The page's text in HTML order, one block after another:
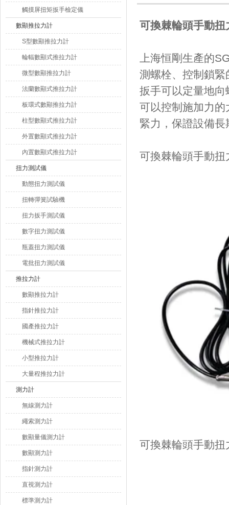
觸摸屏扭矩扳手檢定儀
數顯推拉力計
S型數顯推拉力計
輪輻數顯式推拉力計
微型數顯推拉力計
法蘭數顯式推拉力計
板環式數顯推拉力計
柱型數顯式推拉力計
外置數顯式推拉力計
內置數顯式推拉力計
扭力測試儀
動態扭力測試儀
扭轉彈簧試驗機
扭力扳手測試儀
數字扭力測試儀
瓶蓋扭力測試儀
電批扭力測試儀
推拉力計
數顯推拉力計
指針推拉力計
國產推拉力計
機械式推拉力計
小型推拉力計
大量程推拉力計
測力計
無線測力計
繩索測力計
數顯量儀測力計
數顯測力計
指針測力計
直視測力計
標準測力計
可換棘輪頭手動
上海恒剛生產的
測螺栓、控制鎖
扳手可以定量地向
可以控制施加力的
緊力，保證設備長
可換棘輪頭手動
可換棘輪頭手動